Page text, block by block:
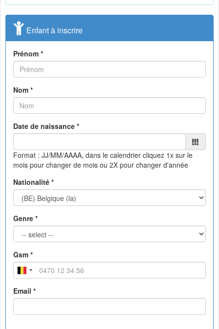
Enfant à inscrire
Prénom *
Nom *
Date de naissance *
Format : JJ/MM/AAAA, dans le calendrier cliquez 1x sur le
mois pour changer de mois ou 2X pour changer d'année
Nationalité *
Genre *
Gsm *
Email *